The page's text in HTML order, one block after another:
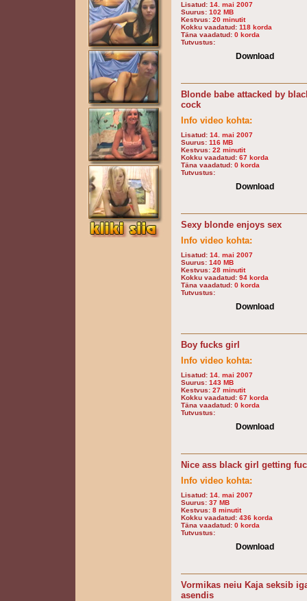
Lisatud: 14. mai 2007
Suurus: 102 MB
Kestvus: 20 minutit
Kokku vaadatud: 118 korda
Täna vaadatud: 0 korda
Tutvustus:
Download
Blonde babe attacked by
cock
Info video kohta:
Lisatud: 14. mai 2007
Suurus: 116 MB
Kestvus: 22 minutit
Kokku vaadatud: 67 korda
Täna vaadatud: 0 korda
Tutvustus:
Download
Sexy blonde enjoys sex
Info video kohta:
Lisatud: 14. mai 2007
Suurus: 140 MB
Kestvus: 28 minutit
Kokku vaadatud: 94 korda
Täna vaadatud: 0 korda
Tutvustus:
Download
Boy fucks girl
Info video kohta:
Lisatud: 14. mai 2007
Suurus: 143 MB
Kestvus: 27 minutit
Kokku vaadatud: 67 korda
Täna vaadatud: 0 korda
Tutvustus:
Download
Nice ass black girl getting
Info video kohta:
Lisatud: 14. mai 2007
Suurus: 37 MB
Kestvus: 8 minutit
Kokku vaadatud: 436 korda
Täna vaadatud: 0 korda
Tutvustus:
Download
Vormikas neiu Kaja seksib
asendis